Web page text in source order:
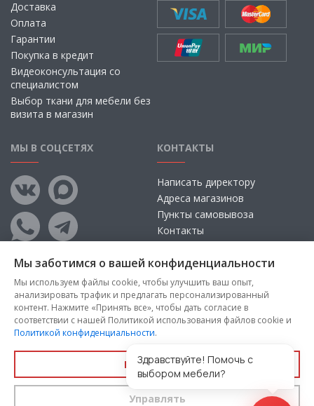
Доставка
Оплата
Гарантии
Покупка в кредит
Видеоконсультация со
специалистом
Выбор ткани для мебели без
визита в магазин
МЫ В СОЦСЕТЯХ КОНТАКТЫ
Написать директору
Адреса магазинов
Пункты самовывоза
Контакты
Copyright © 2026, ООО «100 Диванов» — Все права защищены
Администрация Сайта не несет ответственности за
размещаемые Пользователями материалы, их содержание,
качество.
политики конфиденциальностии
Мы заботимся о вашей конфиденциальности
Мы используем файлы cookie, чтобы улучшить ваш опыт,
анализировать трафик и предлагать персонализированный
контент. Нажмите «Принять все», чтобы дать согласие в
соответствии с нашей Политикой использования файлов cookie и
Политикой конфиденциальности.
Принять все
Управлять
Здравствуйте! Помочь с
выбором мебели?